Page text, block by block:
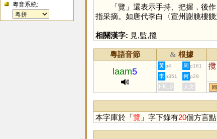
粵音系統: 「覽 」還表示手持、把握，後
指采摘。如唐代李白〈宣州謝朓樓
相關漢字: 見,監,攬
粵語音節 & 根據
laam5
黃 p4 周 p161 攬
李 p351 何 p29
HKLS 人文
本字庫於「覽 」字下錄有20個方言